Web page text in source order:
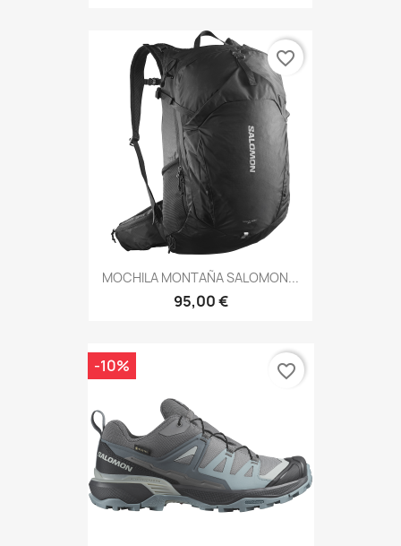
MOCHILA MONTAÑA SALOMON...
95,00 €
favorite_border
-10% favorite_border